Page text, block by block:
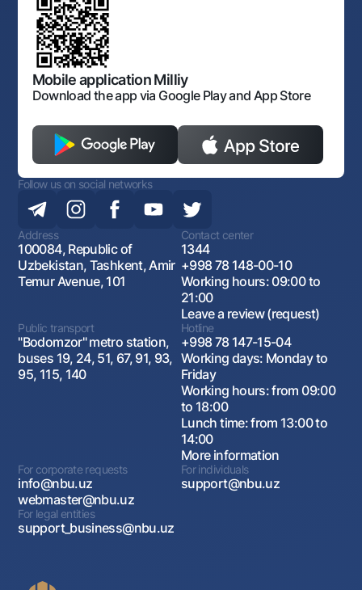
Sitemap
Art Gallery of Uzbekistan
Laws and Regulations
The procedure and operating hours of the National Bank
for Foreign Economic Activity of Uzbekistan
Open data
Antimonopoly compliance
Mobile application Milliy
Download the app via Google Play and App Store
Follow us on social networks
Address
100084, Republic of
Uzbekistan, Tashkent, Amir
Temur Avenue, 101
Contact center
1344
+998 78 148-00-10
Working hours: 09:00 to
21:00
Leave a review (request)
Public transport
"Bodomzor" metro station,
buses 19, 24, 51, 67, 91, 93,
95, 115, 140
Hotline
+998 78 147-15-04
Working days: Monday to
Friday
Working hours: from 09:00
to 18:00
Lunch time: from 13:00 to
14:00
More information
For corporate requests
info@nbu.uz
webmaster@nbu.uz
For individuals
support@nbu.uz
For legal entities
support_business@nbu.uz